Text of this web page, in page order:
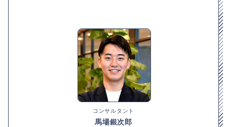
コンサルタント
馬場銀次郎